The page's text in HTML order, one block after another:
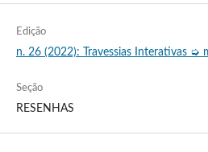
Edição
n. 26 (2022): Travessias Interativas ➭
Seção
RESENHAS